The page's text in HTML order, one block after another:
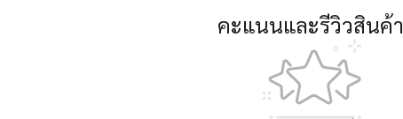
คะแนนและรีวิวสินค้า